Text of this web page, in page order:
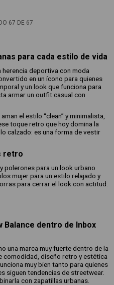
67 DE 67
para cada estilo de vida
herencia deportiva con moda
en un ícono para quienes
y un look que funciona para
armar un outfit casual con
el estilo “clean” y minimalista,
toque retro que hoy domina la
calzado: es una forma de vestir
retro
polerones para un look urbano
mujer para un estilo relajado y
para cerrar el look con actitud.
Balance dentro de Inbox
una marca muy fuerte dentro de la
comodidad, diseño retro y estética
muy bien tanto para quienes
siguen tendencias de streetwear.
con zapatillas urbanas.